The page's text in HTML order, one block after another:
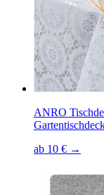
ANRO
ab 10 € →